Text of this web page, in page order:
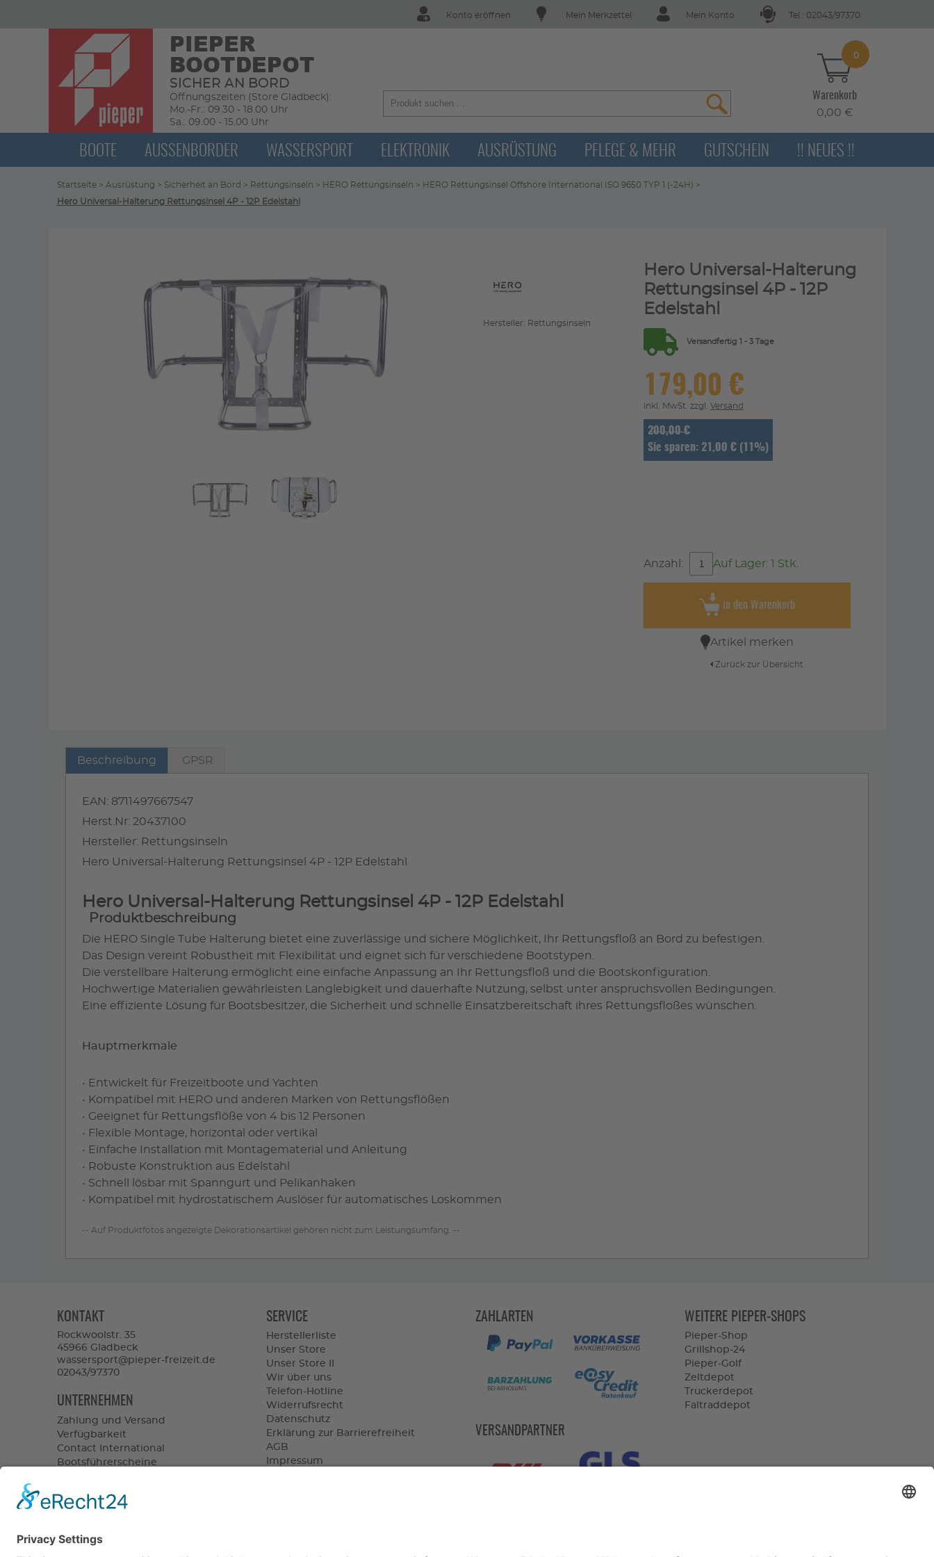
Tel.: 02043/97370
Mein Konto
Mein Merkzettel
Konto eröffnen
PIEPER
BOOTDEPOT
SICHER AN BORD
Öffnungszeiten (Store Gladbeck):
Mo.-Fr.: 09.30 - 18.00 Uhr
Sa.: 09.00 - 15.00 Uhr
0
Warenkorb
0,00 €
BOOTE AUSSENBORDER WASSERSPORT ELEKTRONIK AUSRÜSTUNG PFLEGE & MEHR GUTSCHEIN !! NEUES !!
Startseite> Ausrüstung > Sicherheit an Bord > Rettungsinseln > HERO Rettungsinseln > HERO Rettungsinsel Offshore International ISO 9650 TYP 1 (-24H) >
Hero Universal-Halterung Rettungsinsel 4P - 12P Edelstahl
Hersteller: Rettungsinseln
Hero Universal-Halterung
Rettungsinsel 4P - 12P
Edelstahl
Versandfertig 1 - 3 Tage
179,00 €
inkl. MwSt. zzgl. Versand
200,00 €
Sie sparen: 21,00 € (11%)
Anzahl: Auf Lager: 1 Stk.
in den Warenkorb
Artikel merken
Zurück zur Übersicht
Beschreibung GPSR
EAN: 8711497667547
Herst.Nr: 20437100
Hersteller: Rettungsinseln
Hero Universal-Halterung Rettungsinsel 4P - 12P Edelstahl
Hero Universal-Halterung Rettungsinsel 4P - 12P Edelstahl
Produktbeschreibung
Die HERO Single Tube Halterung bietet eine zuverlässige und sichere Möglichkeit, Ihr Rettungsfloß an Bord zu befestigen.
Das Design vereint Robustheit mit Flexibilität und eignet sich für verschiedene Bootstypen.
Die verstellbare Halterung ermöglicht eine einfache Anpassung an Ihr Rettungsfloß und die Bootskonfiguration.
Hochwertige Materialien gewährleisten Langlebigkeit und dauerhafte Nutzung, selbst unter anspruchsvollen Bedingungen.
Eine effiziente Lösung für Bootsbesitzer, die Sicherheit und schnelle Einsatzbereitschaft ihres Rettungsfloßes wünschen.
Hauptmerkmale
• Entwickelt für Freizeitboote und Yachten
• Kompatibel mit HERO und anderen Marken von Rettungsflößen
• Geeignet für Rettungsflöße von 4 bis 12 Personen
• Flexible Montage, horizontal oder vertikal
• Einfache Installation mit Montagematerial und Anleitung
• Robuste Konstruktion aus Edelstahl
• Schnell lösbar mit Spanngurt und Pelikanhaken
• Kompatibel mit hydrostatischem Auslöser für automatisches Loskommen
-- Auf Produktfotos angezeigte Dekorationsartikel gehören nicht zum Leistungsumfang. --
KONTAKT
Rockwoolstr. 35
45966 Gladbeck
wassersport@pieper-freizeit.de
02043/97370
UNTERNEHMEN
Zahlung und Versand
Verfügbarkeit
Contact International
Bootsführerscheine
SERVICE
Herstellerliste
Unser Store
Unser Store II
Wir über uns
Telefon-Hotline
Widerrufsrecht
Datenschutz
Erklärung zur Barrierefreiheit
AGB
Impressum
ZAHLARTEN
VERSANDPARTNER
WEITERE PIEPER-SHOPS
Pieper-Shop
Grillshop-24
Pieper-Golf
Zeltdepot
Truckerdepot
Faltraddepot